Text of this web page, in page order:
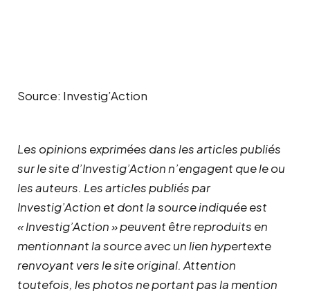
Source: Investig’Action
Les opinions exprimées dans les articles publiés
sur le site d’Investig’Action n’engagent que le ou
les auteurs. Les articles publiés par
Investig’Action et dont la source indiquée est
« Investig’Action » peuvent être reproduits en
mentionnant la source avec un lien hypertexte
renvoyant vers le site original. Attention
toutefois, les photos ne portant pas la mention